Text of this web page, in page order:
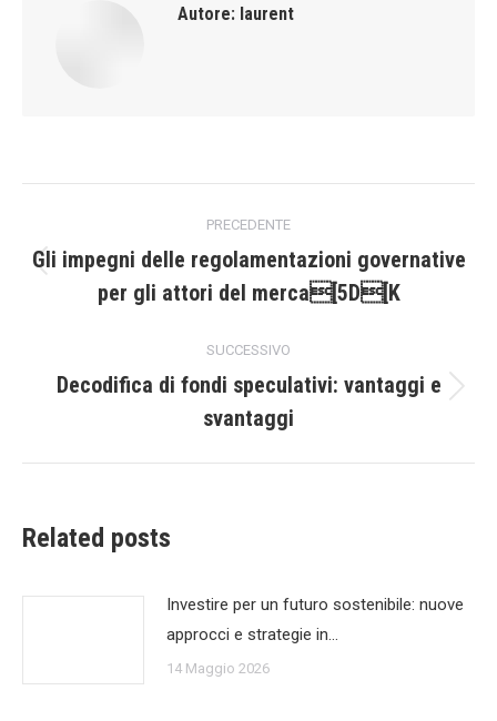
Autore: laurent
tra
PRECEDENTE
precedente:
Gli impegni delle regolamentazioni governative
per gli attori del merca[5D[K
SUCCESSIVO
post:
Decodifica di fondi speculativi: vantaggi e
svantaggi
Related posts
Investire per un futuro sostenibile: nuove
approcci e strategie in…
14 Maggio 2026